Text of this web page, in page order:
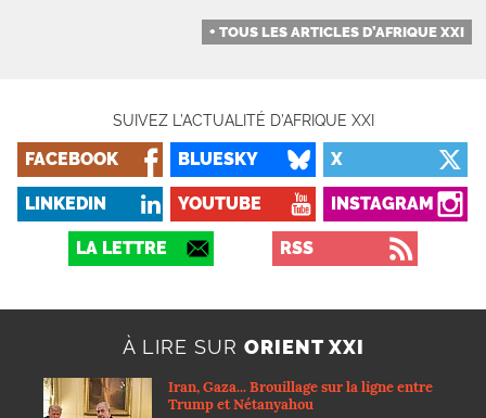
+ TOUS LES ARTICLES D’AFRIQUE XXI
SUIVEZ L’ACTUALITÉ D’AFRIQUE XXI
FACEBOOK BLUESKY X
LINKEDIN YOUTUBE INSTAGRAM
LA LETTRE RSS
À LIRE SUR ORIENT XXI
Iran, Gaza... Brouillage sur la ligne entre
Trump et Nétanyahou